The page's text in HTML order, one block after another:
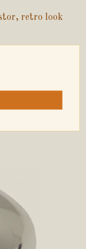
retro look